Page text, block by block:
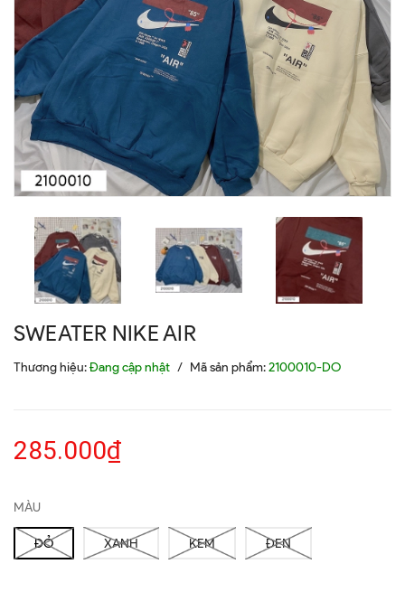
SWEATER NIKE AIR
Thương hiệu:Đang cập nhật / Mã sản phẩm:2100010-DO
285.000₫
MÀU
ĐỎ XANH KEM ĐEN